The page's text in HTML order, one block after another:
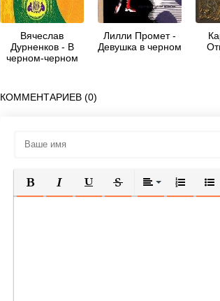
Вячеслав
Дурненков - В
черном-черном
Лилли Промет -
Девушка в черном
КОММЕНТАРИЕВ (0)
ПОЛУЖИРНЫЙ
КУРСИВПОДЧЕРКНУТЫЙ
ЗАЧЕРКНУТЫЙ